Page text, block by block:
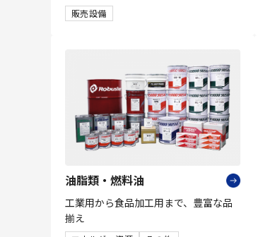
販売設備
油脂類・燃料油
工業用から食品加工用まで、豊富な品
揃え